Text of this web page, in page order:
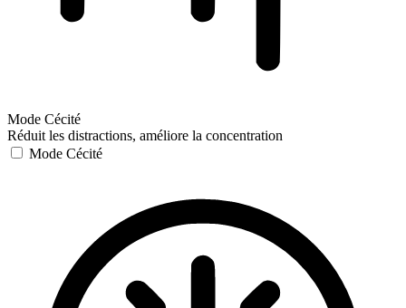
Mode Cécité
Réduit les distractions, améliore la concentration
Mode Cécité